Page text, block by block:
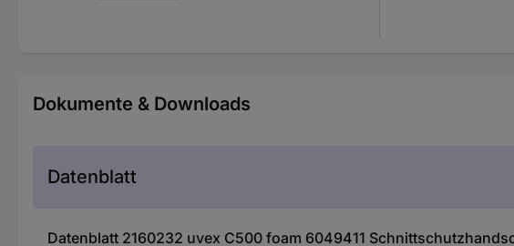
Dokumente & Downloads
Datenblatt
Datenblatt 2160232 uvex C500 foam 6049411